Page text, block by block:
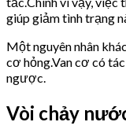
giúp giảm tình trạng
Một nguyên nhân
cơ hỏng.Van cơ có
ngược.
Vòi chảy